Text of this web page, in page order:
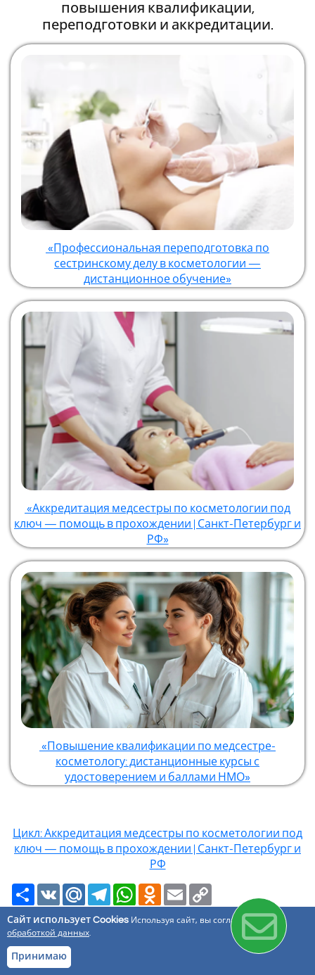
повышения квалификации,
переподготовки и аккредитации.
«Профессиональная переподготовка по
сестринскому делу в косметологии —
дистанционное обучение»
«Аккредитация медсестры по косметологии под
ключ — помощь в прохождении | Санкт-Петербург и
РФ»
«Повышение квалификации по медсестре-
косметологу: дистанционные курсы с
удостоверением и баллами НМО»
Цикл: Аккредитация медсестры по косметологии под
ключ — помощь в прохождении | Санкт-Петербург и
РФ
Ресурс
VK Mail.RuTelegramWhatsAppOdnoklassniki
Email
Главная
Сайт использует Cookies Используя сайт, вы соглашаетесь с
обработкой данных.
Принимаю